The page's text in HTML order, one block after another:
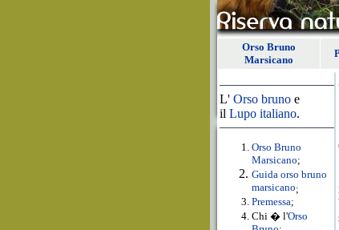
Orso Bruno
Marsicano
L' Orso bruno e
il Lupo italiano.
Orso Bruno
Marsicano;
Guida orso bruno
marsicano;
Premessa;
Chi � l'Orso